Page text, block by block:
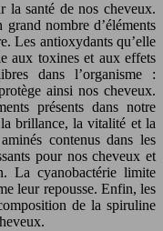
la santé de nos cheveux.
nombre d’éléments
Les antioxydants qu’elle
aux toxines et aux effets
dans l’organisme :
ainsi nos cheveux.
présents dans notre
brillance, la vitalité et la
contenus dans les
pour nos cheveux et
La cyanobactérie limite
leur repousse. Enfin, les
de la spiruline